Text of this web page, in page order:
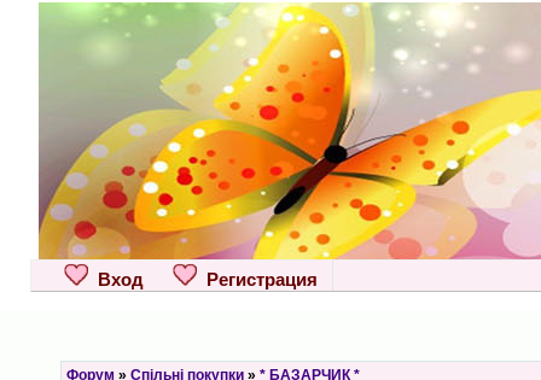
Вход Регистрация
Форум » Спільні покупки» * БАЗАРЧИК *